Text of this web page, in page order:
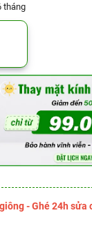
tháng
- Ghé 24h sửa